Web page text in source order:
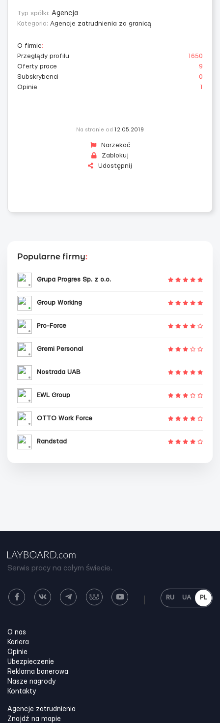
Typ spółki: Agencja
Kategoria: Agencje zatrudnienia za granicą
O firmie:
Przeglądy profilu
1650
Oferty prace
9
Subskrybenci
0
Opinie
1
Na stronie od 12.05.2019
Narzekać
Zablokuj
Udostępnij
Popularne firmy:
Grupa Progres Sp. z o.o.
Group Working
Pro-Force
Gremi Personal
Nostrada UAB
EWL Group
OTTO Work Force
Randstad
Serwis pracy na całym świecie.
RU UA PL
O nas
Kariera
Opinie
Ubezpieczenie
Reklama banerowa
Nasze nagrody
Kontakty
Agencje zatrudnienia
Znajdź na mapie